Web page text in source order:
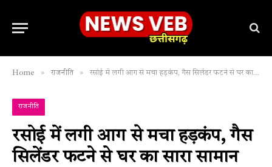
Home » राजनीति » रसोई में लगी आग से मचा हड़कंप, गैस सिलेंडर फटने से घर का सारा सामान जलकर राख
राजनीति
रसोई में लगी आग से मचा हड़कंप, गैस
सिलेंडर फटने से घर का सारा सामान